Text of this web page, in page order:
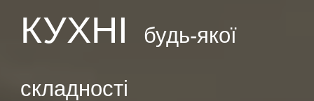
КУХНІ будь-якої
складності